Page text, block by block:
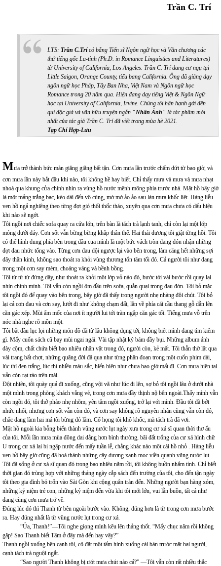
Trần C. Trí
LTS: Trần C.Trícó bằng Tiến sĩ Ngôn ngữ học và Văn chương các
thứ tiếng gốc La-tinh (Ph.D. in Romance Linguistics and Literatures)
từ University of California, Los Angeles. Trần C. Trí đang cư ngụ tại
Little Saigon, Orange County, tiểu bang California. Ông đã giảng dạy
ngôn ngữ học Pháp, Tây Ban Nha, Việt Nam và Ngôn ngữ học
Romance trong 20 năm qua. Hiện đang dạy tiếng Việt & Ngôn Ngữ
học tại University of California, Irvine. Chúng tôi hân hạnh gởi đến
quí độc giả và văn hữu truyện ngắn “Nhân Ảnh” là tác phẩm mới
nhất của tác giả Trần C. Trí đã viết trong mùa hè 2021.
Tạp Chí Hợp-Lưu
Mưa trở thành bức màn giăng giăng bất tận. Cơn mưa lần trước chấm dứt từ bao giờ, và
cơn mưa lần này bắt đầu khi nào, tôi không hề hay biết. Chỉ thấy mưa và mưa và mưa nhạt
nhoà qua khung cửa chính nhìn ra vùng hồ nước mênh mông phía trước nhà. Mặt hồ bây giờ
là một mảng trắng bạc, kéo dài đến vô cùng, mờ mờ ảo ảo sau làn mưa khốc liệt. Hàng liễu
ven hồ ngả nghiêng theo từng đợt gió thổi thốc tháo, xuyên qua cơn mưa chưa có dấu hiệu
khi nào sẽ ngớt.
Tôi ngồi nơi chiếc sofa quay ra cửa lớn, trên bàn là tách trà lạnh tanh, chỉ còn lại một lớp
mỏng dưới đáy. Cơn sốt vẫn bừng bừng khắp thân thể. Hai thái dương tôi giật từng hồi. Tôi
có thể hình dung phía bên trong đầu của mình là một bức vách tròn đang đón nhận những
đợt đau nhức tống vào. Từng cơn đau dội ngược lại vào bên trong, làm căng hết những sợi
dây thần kinh, không sao thoát ra khỏi vùng thương tổn tăm tối đó. Cả người tôi như đang
trong một cơn say mèm, choáng váng và bềnh bồng.
Tôi từ từ từ đứng dậy, như thoát ra khỏi một lớp vỏ nào đó, bước tới vài bước rồi quay lại
nhìn chính mình. Tôi vẫn còn ngồi ôm đầu trên sofa, quằn quại trong đau đớn. Tôi bỏ mặc
tôi ngồi đó để quay vào bên trong, bây giờ đã thấy trong người nhẹ nhàng đôi chút. Tôi bỏ
lại cả cơn đau và cơn say, lướt đi như không chạm đất, lần về phía cái cầu thang gỗ dẫn lên
căn gác xép. Mùi ẩm mốc của nơi ít người lui tới tràn ngập căn gác tối. Tiếng mưa vỗ trên
nóc nhà nghe rõ mồn một.
Tôi bắt đầu lục lọi những món đồ đã từ lâu không đụng tới, không biết mình đang tìm kiếm
gì. Mấy cuốn sách cũ bay mùi ngai ngái. Vài tập nhật ký bám đầy bụi. Những album ảnh
dày cộm, chất chứa biết bao nhiêu nhân vật trong đó, người còn, kẻ mất. Tôi thẫn thờ lật qua
vài trang bất chợt, những quãng đời đã qua như từng phân đoạn trong một cuốn phim dài,
lúc thì đen trắng, lúc thì nhiều màu sắc, hiển hiện như chưa bao giờ mất đi. Cơn mưa hiện tại
vẫn còn rạt rào trên mái.
Đột nhiên, tôi quày quả đi xuống, cũng vội vã như lúc đi lên, sợ bỏ tôi ngồi lâu ở dưới nhà
một mình trong phòng khách vắng vẻ, trong cơn mưa đầy thịnh nộ bên ngoài.Thấy mình vẫn
còn ngồi đó, tôi thở phào nhẹ nhõm, yên tâm ngồi xuống, trở lại với mình. Đầu tôi đã bớt
nhức nhối, nhưng cơn sốt vẫn còn đó, và cơn say không rõ nguyên nhân cũng vẫn còn đó,
chắc đang làm hai má tôi bừng đỏ lắm. Cổ họng tôi khô khốc, mà tách trà đã vơi.
Mặt hồ ngoài kia bỗng biến thành vũng nước lụt ngày xưa trong cư xá sĩ quan thời thơ ấu
của tôi. Mỗi lần mưa mùa đông dai dẳng hơn bình thường, bãi đất trống của cư xá hình chữ
U trong cư xá lại bị ngập nước đến mấy tuần lễ, chẳng khác nào một cái hồ nhỏ . Hàng liễu
ven hồ bây giờ cũng đã hoá thành những cây dương xanh mọc viền quanh vũng nước lụt.
Tôi đã sống ở cư xá sĩ quan đó trong bao nhiêu năm rồi, tôi không buồn nhẩm tính. Chỉ biết
thời gian đó trùng hợp với những tháng ngày cắp sách đến trường của tôi, cho đến tận ngày
tôi theo gia đình bỏ trốn vào Sài Gòn khi cộng quân tràn đến. Những người bạn hàng xóm,
những kỷ niệm trẻ con, những kỷ niệm đến vừa khi tôi mới lớn, vui lẫn buồn, tất cả như
đang cùng cơn mưa trở về.
Đúng lúc đó thì Thanh từ bên ngoài bước vào. Không, đúng hơn là từ trong cơn mưa bước
ra. Hay đúng nhất là từ vũng nước lụt trong cư xá.
“Ủa, Thanh!”—Tôi nghe giọng mình kêu lên thảng thốt. “Mấy chục năm rồi không
gặp! Sao Thanh biết Tâm ở đây mà đến hay vậy?”
Thanh ngồi xuống bên cạnh tôi, cô đặt một tấm hình xuống cái bàn trước mặt hai người,
cạnh tách trà nguội ngắt.
“Sao người Thanh không bị ướt mưa chút nào cả?” —Tôi vẫn còn rất nhiều thắc